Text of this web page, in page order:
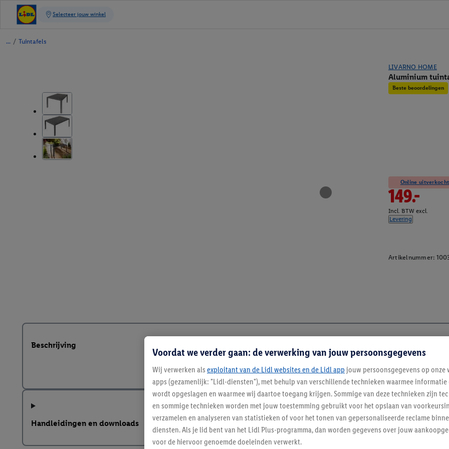
/ Tuintafels
LIVARNO HOME
Aluminium
Beste beoordelingen
Online
149.-
Incl. BTW excl.
Levering
Artikelnummer:
Beschrijving
Handleidingen en downloads
Voordat we verder gaan: de verwerking van jouw persoonsgegevens
Wij verwerken als exploitant van de Lidl websites en de Lidl app jouw persoonsgegevens op onze
apps (gezamenlijk: "Lidl-diensten"), met behulp van verschillende technieken waarmee
wordt opgeslagen en waarmee wij daartoe toegang krijgen. Sommige van deze technieken zijn
en sommige technieken worden met jouw toestemming gebruikt voor het opslaan van
verzamelen en analyseren van statistieken of voor het tonen van gepersonaliseerde reclame
diensten. Als je lid bent van het Lidl Plus-programma, dan worden gegevens over jouw
voor de hiervoor genoemde doeleinden verwerkt.